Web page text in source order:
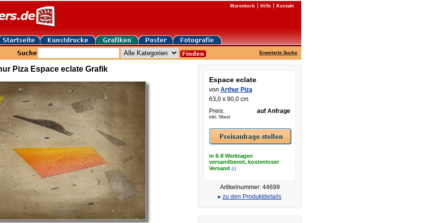
Warenkorb Hilfe Kontakt
Erweiterte Suche
Piza Espace eclate Grafik
Espace eclate
von Arthur Piza
63,0 x 90,0 cm
Preis:
inkl. Mwst
auf Anfrage
in 6-8 Werktagen
versandbereit, kostenloser
Versand [i]
Artikelnummer: 44699
▸ zu den Produktdetails